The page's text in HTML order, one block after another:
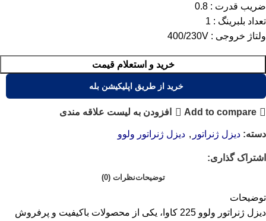
ضریب قدرت : 0.8
تعداد بلبرینگ : 1
ولتاژ خروجی : 400/230V
خرید و استعلام قیمت
خرید از طریق اپلیکیشن بله
Add to compare افزودن به لیست علاقه مندی
دسته: دیزل ژنراتور , دیزل ژنراتور ولوو
اشتراک گذاری:
توضیحاتنظرات (0)
توضیحات
دیزل ژنراتور ولوو 225 کاوا، یکی از محصولات باکیفیت و پرفروش